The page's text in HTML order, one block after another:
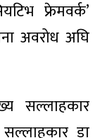
फ्रेमवर्क’
अवरोध अघि
सल्लाहकार